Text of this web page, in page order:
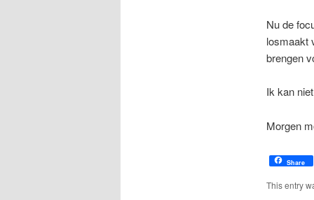
Nu de
losmaakt
brengen
Ik kan
Morgen
Share
This entry